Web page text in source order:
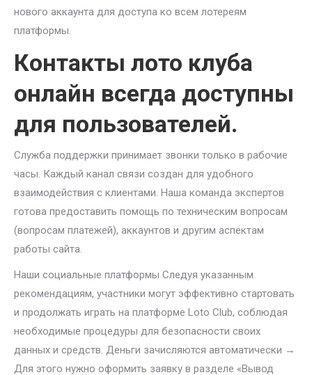
нового аккаунта для доступа ко всем лотереям
платформы.
Контакты лото клуба
онлайн всегда доступны
для пользователей.
Служба поддержки принимает звонки только в рабочие
часы. Каждый канал связи создан для удобного
взаимодействия с клиентами. Наша команда экспертов
готова предоставить помощь по техническим вопросам
(вопросам платежей), аккаунтов и другим аспектам
работы сайта.
Наши социальные платформы Следуя указанным
рекомендациям, участники могут эффективно стартовать
и продолжать играть на платформе Loto Club, соблюдая
необходимые процедуры для безопасности своих
данных и средств. Деньги зачисляются автоматически →
Для этого нужно оформить заявку в разделе «Вывод